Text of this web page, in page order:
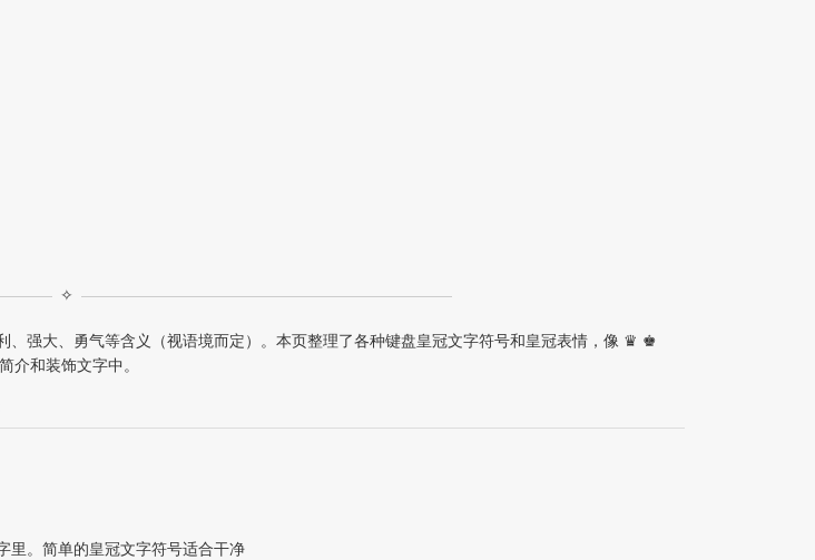
✧
强大、勇气等含义（视语境而定）。本页整理了各种键盘皇冠文字符号和皇冠表情，像 ♛ ♚
和装饰文字中。
里。简单的皇冠文字符号适合干净